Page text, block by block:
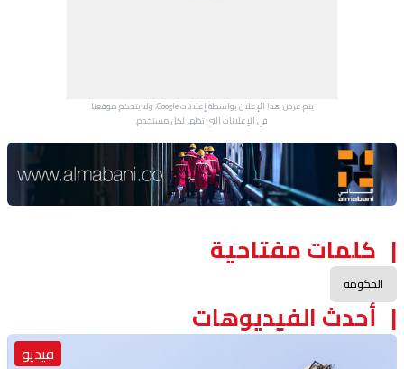
يتم عرض هذا الإعلان بواسطة إعلانات Google، ولا يتحكم موقعنا
في الإعلانات التي تظهر لكل مستخدم.
Advertisement Section
كلمات مفتاحية
الحكومة
أحدث الفيديوهات
فيديو